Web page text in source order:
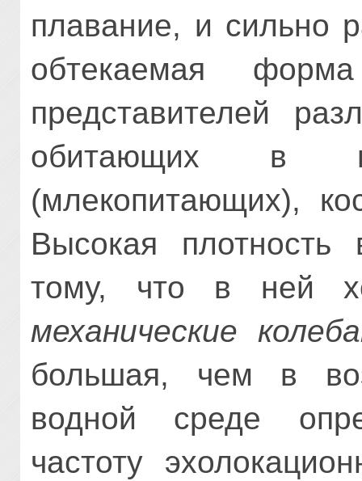
плавание, и сильно
обтекаемая
представителей
обитающих в
(млекопитающих),
Высокая плотность
тому, что в ней
механические
большая, чем в
водной среде
частоту